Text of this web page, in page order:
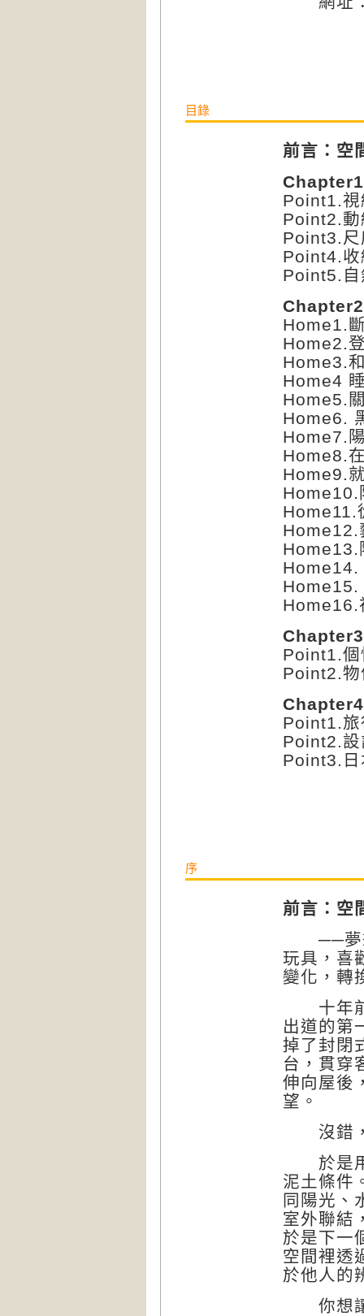
目錄
前言：空
Point1.視
Point2.動
Point3.尺
Point4.收
Point5.自
Home1.
Home2.
Home3.
Home4
Home5.
Home6.
Home7.
Home8.
Home9.
Home10.
Home11.
Home12.
Home13.
Home14.
Home15.
Home16.
Point1.個
Point2.物
Point1.旅
Point2.設
Point3.日
序
前言：空
──夢想
玩具，喜
變化，轉
十年前
出道的第
掉了封閉
台，貫穿
伸向屋後
望。
沒錯，
於是用
泥土條件
同陽光、
室外聯結
於是下一
空間裡透
於他人的
你想讓